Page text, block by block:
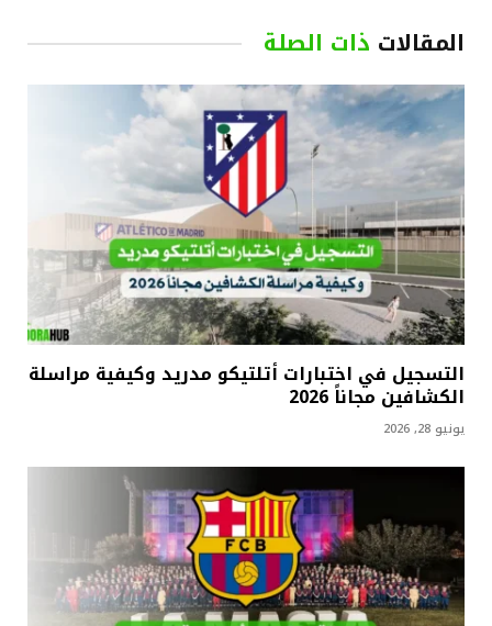
المقالات ذات الصلة
التسجيل في اختبارات أتلتيكو مدريد وكيفية مراسلة
الكشافين مجاناً 2026
يونيو 28, 2026